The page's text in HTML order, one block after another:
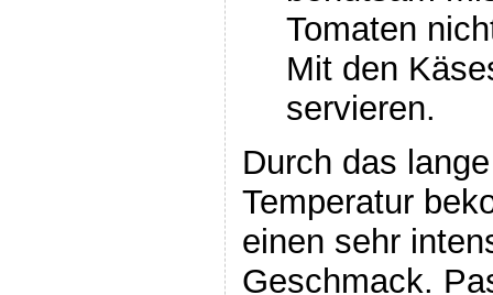
Tomaten
Mit den
servieren.
Durch das
Temperatur
einen sehr
Geschmack.